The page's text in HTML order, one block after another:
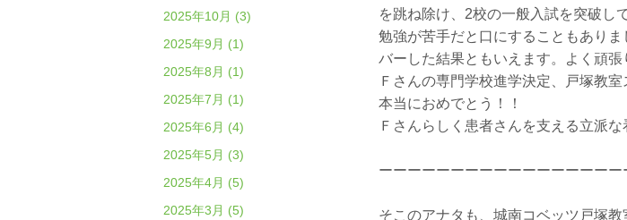
を跳ね除け、2校の一般入試を突破し
勉強が苦手だと口にすることもあり
バーした結果ともいえます。よく頑張
Ｆさんの専門学校進学決定、戸塚教
本当におめでとう！！
Ｆさんらしく患者さんを支える立派
ーーーーーーーーーーーーーーーー
そこのアナタも、城南コベッツ戸塚教
2025年10月 (3)
2025年9月 (1)
2025年8月 (1)
2025年7月 (1)
2025年6月 (4)
2025年5月 (3)
2025年4月 (5)
2025年3月 (5)